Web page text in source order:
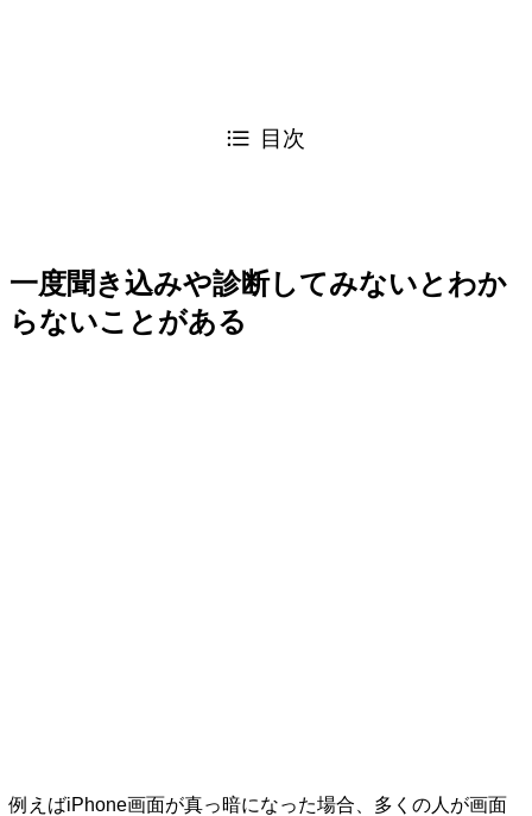
目次
一度聞き込みや診断してみないとわか
らないことがある
例えばiPhone画面が真っ暗になった場合、多くの人が画面